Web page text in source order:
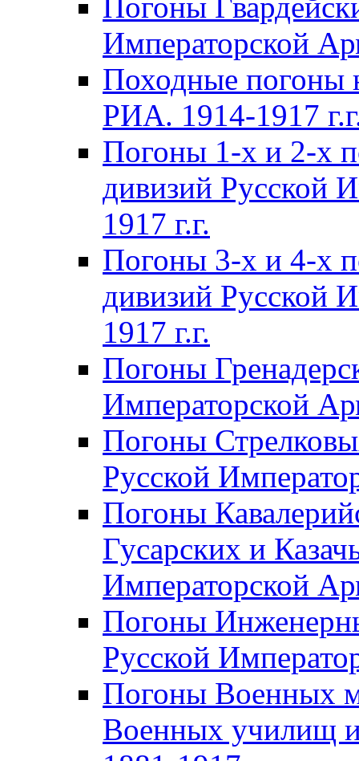
Императорской
Походные погоны
РИА. 1914-1917
Погоны 1-х и 2-х
дивизий Русской
1917 г.г.
Погоны 3-х и 4-х
дивизий Русской
1917 г.г.
Погоны
Императорской
Погоны
Русской
Погоны
Гусарских и
Императорской
Погоны
Русской
Погоны Военных
Военных училищ